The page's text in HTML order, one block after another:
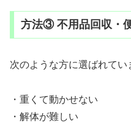
方法③ 不用品回収・
次のような方に選ばれてい
・重くて動かせない
・解体が難しい